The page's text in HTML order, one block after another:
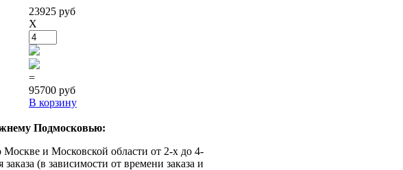
23925 руб
X
=
95700 руб
В корзину
Подмосковью:
Москве и Московской области от 2-х до 4-
(в зависимости от времени заказа и